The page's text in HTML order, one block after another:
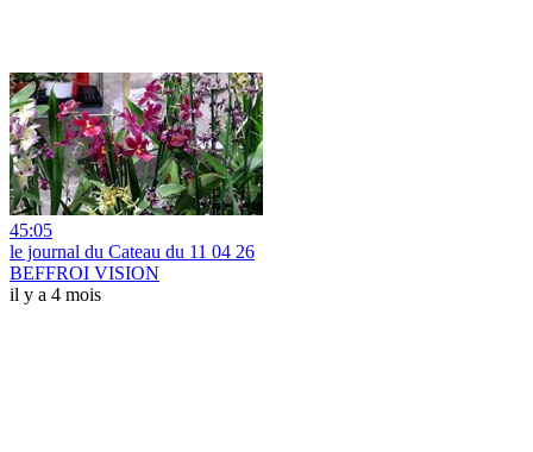
45:05
le journal du Cateau du 11 04 26
BEFFROI VISION
il y a 4 mois